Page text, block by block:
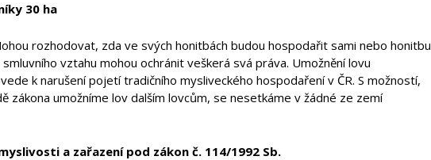
30 ha
rozhodovat, zda ve svých honitbách budou hospodařit sami nebo honitbu
vztahu mohou ochránit veškerá svá práva. Umožnění lovu
k narušení pojetí tradičního mysliveckého hospodaření v ČR. S možností,
zákona umožníme lov dalším lovcům, se nesetkáme v žádné ze zemí
a zařazení pod zákon č. 114/1992 Sb.